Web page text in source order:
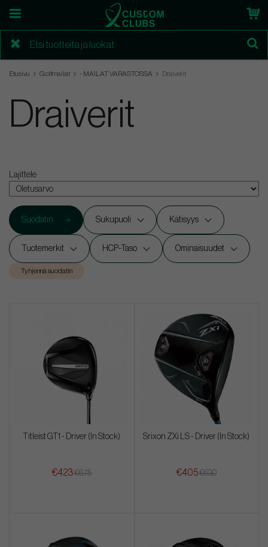
Etusivu Golfmailat - MAILAT VARASTOSSA Draiverit
Draiverit
Lajittele
Suodatin Sukupuoli Kätisyys
Tuotemerkit HCP-Taso Ominaisuudet
Tyhjennä suodatin
Titleist GT1 - Driver (In Stock)
€423€675
Srixon ZXi LS - Driver (In Stock)
€405€630